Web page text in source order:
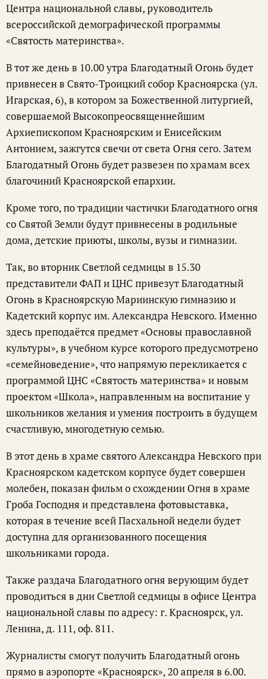
Центра национальной славы, руководитель
всероссийской демографической программы
«Святость материнства».
В тот же день в 10.00 утра Благодатный Огонь будет
привнесен в Свято-Троицкий собор Красноярска (ул.
Игарская, 6), в котором за Божественной литургией,
совершаемой Высокопреосвященнейшим
Архиепископом Красноярским и Енисейским
Антонием, зажгутся свечи от света Огня сего. Затем
Благодатный Огонь будет развезен по храмам всех
благочиний Красноярской епархии.
Кроме того, по традиции частички Благодатного огня
со Святой Земли будут привнесены в родильные
дома, детские приюты, школы, вузы и гимназии.
Так, во вторник Светлой седмицы в 15.30
представители ФАП и ЦНС привезут Благодатный
Огонь в Красноярскую Мариинскую гимназию и
Кадетский корпус им. Александра Невского. Именно
здесь преподаётся предмет «Основы православной
культуры», в учебном курсе которого предусмотрено
«семейноведение», что напрямую перекликается с
программой ЦНС «Святость материнства» и новым
проектом «Школа», направленным на воспитание у
школьников желания и умения построить в будущем
счастливую, многодетную семью.
В этот день в храме святого Александра Невского при
Красноярском кадетском корпусе будет совершен
молебен, показан фильм о схождении Огня в храме
Гроба Господня и представлена фотовыставка,
которая в течение всей Пасхальной недели будет
доступна для организованного посещения
школьниками города.
Также раздача Благодатного огня верующим будет
проводиться в дни Светлой седмицы в офисе Центра
национальной славы по адресу: г. Красноярск, ул.
Ленина, д. 111, оф. 811.
Журналисты смогут получить Благодатный огонь
прямо в аэропорте «Красноярск», 20 апреля в 6.00.